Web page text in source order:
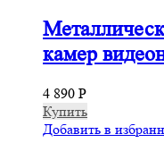
камер
4 890 Р
Купить
Добавить в